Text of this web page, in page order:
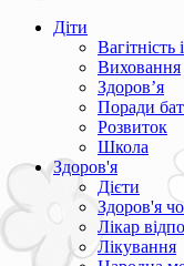
Діти
Вагітність
Виховання
Здоров’я
Поради
Розвиток
Школа
Здоров'я
Дієти
Здоров'я
Лікар
Лікування